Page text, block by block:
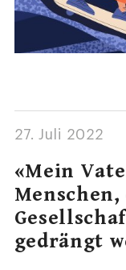
27. Juli 2022
«Mein
gedrängt